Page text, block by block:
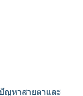
ญหาสายตาและ